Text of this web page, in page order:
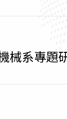
械系專題